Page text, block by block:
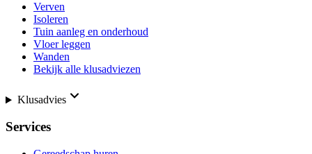
Verven
Isoleren
Tuin aanleg en onderhoud
Vloer leggen
Wanden
Bekijk alle klusadviezen
Klusadvies
Services